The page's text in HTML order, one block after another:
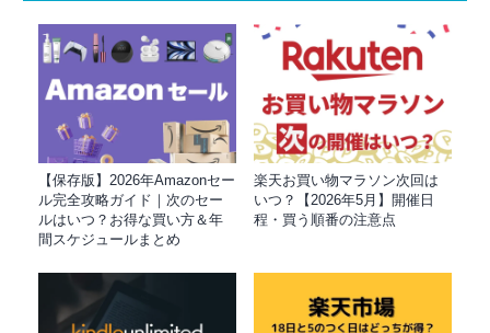
【保存版】2026年Amazonセー
ル完全攻略ガイド｜次のセー
ルはいつ？お得な買い方＆年
間スケジュールまとめ
楽天お買い物マラソン次回は
いつ？【2026年5月】開催日
程・買う順番の注意点